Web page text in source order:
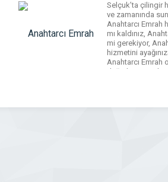
Selçuk’ta çilingir
ve zamanında
Anahtarcı Emrah
mı kaldınız,
mi gerekiyor,
hizmetini
Anahtarcı Emrah
değerli